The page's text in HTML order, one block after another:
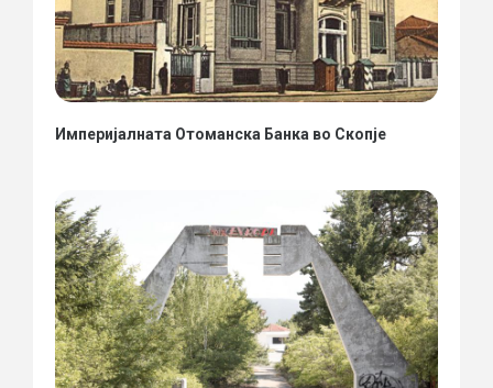
Империјалната Отоманска Банка во Скопје